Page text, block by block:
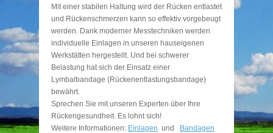
Mit einer stabilen Haltung wird der Rücken entlastet
und Rückenschmerzen kann so effektiv vorgebeugt
werden. Dank moderner Messtechniken werden
individuelle Einlagen in unseren hauseigenen
Werkstätten hergestellt. Und bei schwerer
Belastung hat sich der Einsatz einer
Lymbalbandage (Rückenentlastungsbandage)
bewährt.
Sprechen Sie mit unseren Experten über Ihre
Rückengesundheit. Es lohnt sich!
Weitere Informationen: Einlagen und Bandagen